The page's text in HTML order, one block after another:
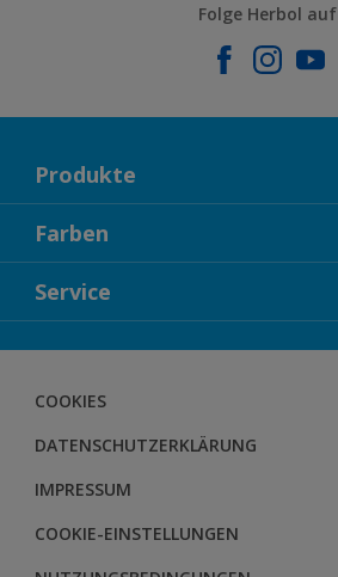
Folge Herbol auf
Produkte
FASSADENFARBEN
INNENFARBEN
LACKE
BODENSYSTEM
Farben
KOLLEKTIONEN
FARBTRENDS
FARBBERATUNG
Service
HERBOL NACHRICHTEN
HERBOL WERBEMITTELSHOP
SCHULUNGEN
COOKIES
DATENSCHUTZERKLÄRUNG
IMPRESSUM
COOKIE-EINSTELLUNGEN